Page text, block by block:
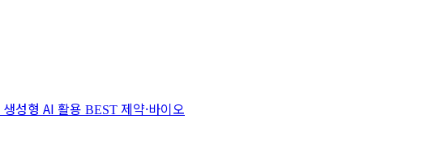
생성형 AI 활용 BEST 제약·바이오